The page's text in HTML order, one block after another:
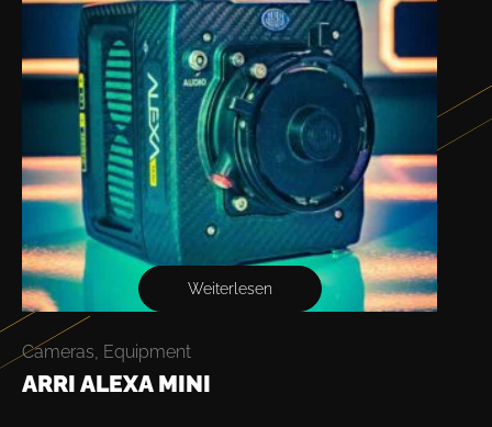
Weiterlesen
Cameras, Equipment
ARRI ALEXA MINI